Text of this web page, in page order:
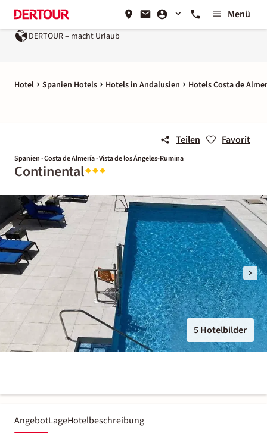
Menü
DERTOUR – macht Urlaub
Hotel Spanien Hotels Hotels in Andalusien Hotels Costa de
Teilen Favorit
Spanien · Costa de Almería · Vista de los Ángeles-Rumina
Continental
5 Hotelbilder
AngebotLageHotelbeschreibung